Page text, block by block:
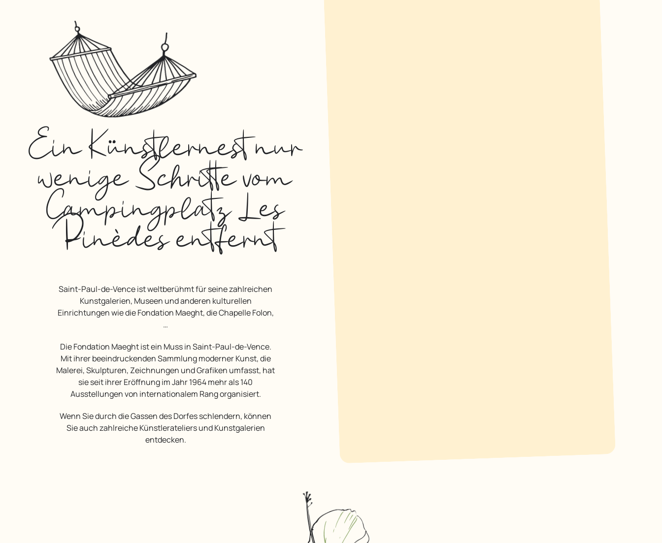
Ein Künstlernest nur
wenige Schritte vom
Campingplatz Les
Pinèdes entfernt
Saint-Paul-de-Vence ist weltberühmt für seine zahlreichen
Kunstgalerien, Museen und anderen kulturellen
Einrichtungen wie die Fondation Maeght, die Chapelle Folon,
…
Die Fondation Maeght ist ein Muss in Saint-Paul-de-Vence.
Mit ihrer beeindruckenden Sammlung moderner Kunst, die
Malerei, Skulpturen, Zeichnungen und Grafiken umfasst, hat
sie seit ihrer Eröffnung im Jahr 1964 mehr als 140
Ausstellungen von internationalem Rang organisiert.
Wenn Sie durch die Gassen des Dorfes schlendern, können
Sie auch zahlreiche Künstlerateliers und Kunstgalerien
entdecken.